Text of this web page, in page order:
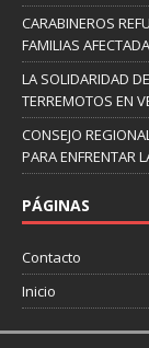
CARABINEROS
FAMILIAS
LA SOLIDARIDAD
TERREMOTOS EN
CONSEJO
PARA ENFRENTAR
PÁGINAS
Contacto
Inicio